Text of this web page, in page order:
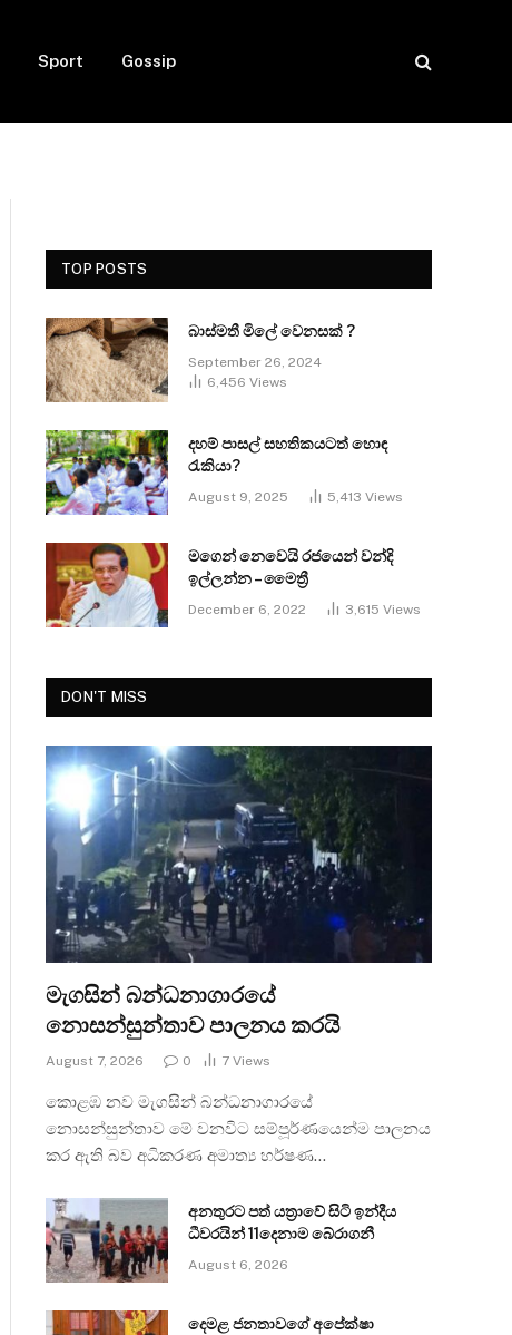
Sport Gossip
TOP POSTS
බාස්මතී මිලේ වෙනසක් ?
September 26, 2024
6,456 Views
දහම් පාසල් සහතිකයටත් හොඳ
රැකියා?
August 9, 2025 5,413 Views
මගෙන් නෙවෙයි රජයෙන් වන්දි
ඉල්ලන්න – මෛත්‍රී
December 6, 2022 3,615 Views
DON'T MISS
මැගසින් බන්ධනාගාරයේ
නොසන්සුන්තාව පාලනය කරයි
August 7, 2026 0 7 Views
කොළඹ නව මැගසින් බන්ධනාගාරයේ
නොසන්සුන්තාව මේ වනවිට සම්පූර්ණයෙන්ම පාලනය
කර ඇති බව අධිකරණ අමාත්‍ය හර්ෂණ…
අනතුරට පත් යත්‍රාවේ සිටි ඉන්දීය
ධීවරයින් 11දෙනාම බේරාගනී
August 6, 2026
දෙමළ ජනතාවගේ අපේක්ෂා